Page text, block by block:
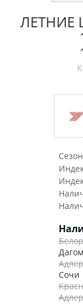
ЛЕТНИЕ
Адлер
Сочи